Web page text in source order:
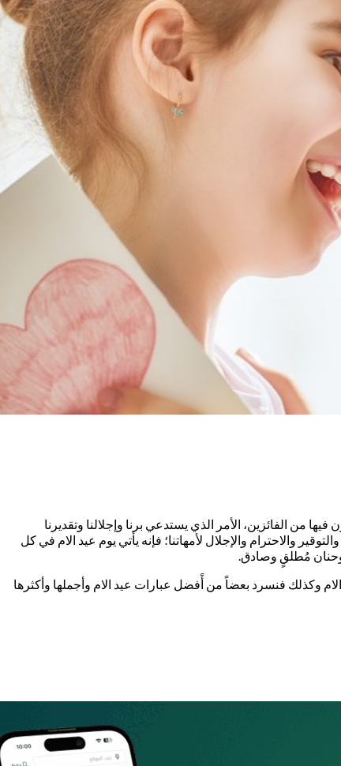
من الفائزين، الأمر الذي يستدعي برنا وإجلالنا وتقديرنا
والاحترام والإجلال لأمهاتنا؛ فإنه يأتي يوم عيد الام في كل
وحنان مُطلقٍ وصادق.
وكذلك فنسرد بعضاً من أًفضل عبارات عيد الام وأجملها وأكثرها